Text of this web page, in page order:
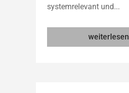
systemrelevant und...
weiterlesen